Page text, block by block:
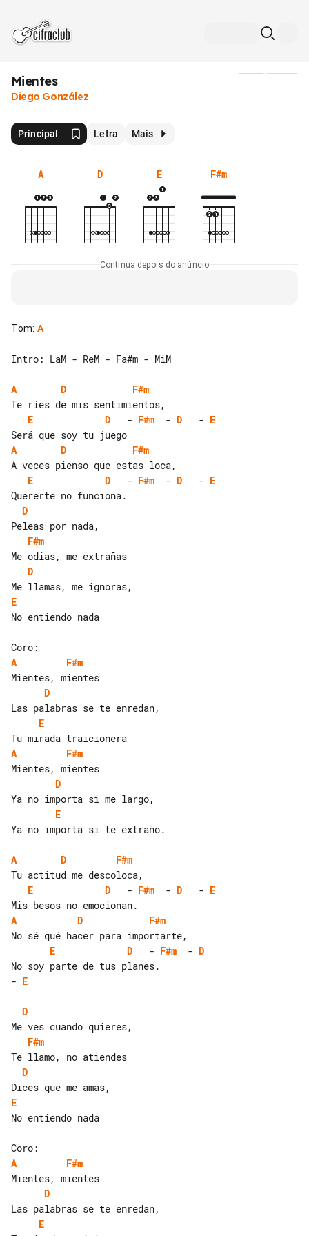
Mientes
Diego González
Principal Letra Mais
A D E F#m
Continua depois do anúncio
Tom: A
Intro: LaM - ReM - Fa#m - MiM
A D
F#m
E
D
   -
F#m
  -
D
   -
E
A
D
F#m
E
D
   -
F#m
  -
D
   -
E
D
F#m
D
E
No entiendo nada
A
F#m
D
E
A
F#m
D
E
Ya no importa si te extraño.
A D
F#m
E
D
   -
F#m
  -
D
   -
E
A
D
F#m
E
D
   -
F#m
  -
D
- E
D
F#m
D
E
No entiendo nada
A
F#m
D
E